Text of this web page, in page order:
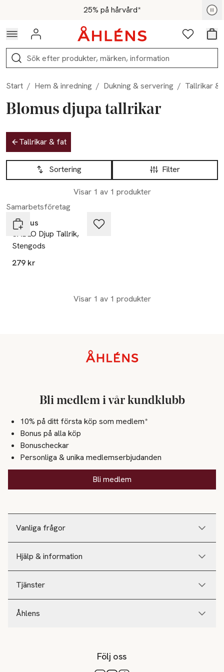
Hoppa till navigationsmenyn25% på hårvård*
För medlemmar - Shoppa nu
Logga in Favoriter
Sök
Start / Hem & inredning / Dukning & servering / Tallrikar &
Blomus djupa tallrikar
Hoppa till produktsidan
Tallrikar & fat
Hoppa till produktsidan
Filter
Sortering
Visar 1 av 1 produkter
Lista över produkter
Samarbetsföretag
Blomus
SABLO Djup Tallrik,
Stengods
279 kr
Visar 1 av 1 produkter
Vanliga frågor
Hjälp & information
Tjänster
Åhlens
Bli medlem i vår kundklubb
10% på ditt första köp som medlem*
Bonus på alla köp
Bonuscheckar
Personliga & unika medlemserbjudanden
Bli medlem
Följ oss